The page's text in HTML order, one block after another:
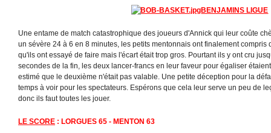
BENJAMINS LIGUE
Une entame de match catastrophique des joueurs d'Annick qui leur coûte
un sévère 24 à 6 en 8 minutes, les petits mentonnais ont finalement compris
qu'ils ont essayé de faire mais l'écart était trop gros. Pourtant ils y ont cru
secondes de la fin, les deux lancer-francs en leur faveur pour égaliser
estimé que le deuxième n'était pas valable. Une petite déception pour la
temps à voir pour les spectateurs. Espérons que cela leur serve un peu de
donc ils faut toutes les jouer.
LE SCORE : LORGUES 65 - MENTON 63